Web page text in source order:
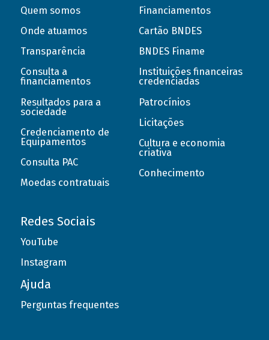
Quem somos
Onde atuamos
Transparência
Consulta a
financiamentos
Resultados para a
sociedade
Credenciamento de
Equipamentos
Consulta PAC
Moedas contratuais
Financiamentos
Cartão BNDES
BNDES Finame
Instituições financeiras
credenciadas
Patrocínios
Licitações
Cultura e economia
criativa
Conhecimento
Redes Sociais
YouTube
Instagram
Ajuda
Perguntas frequentes